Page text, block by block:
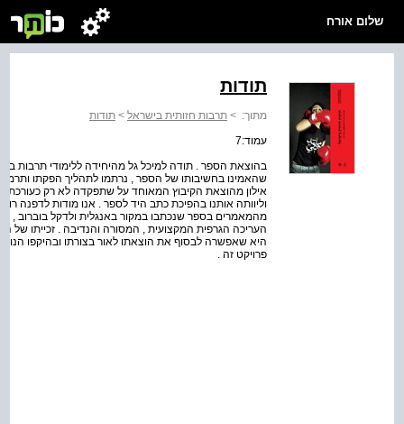
שלום אורח
תודות
מתוך: > תרבות חזותית בישראל > תודות
עמוד:7
בהוצאת הספר . תודה למיכל גל מהיחידה ללימודי תרבות
שהאמינו בחשיבותו של הספר , נרתמו לתהליך הפקתו ותרמו
אילון מהוצאת הקיבוץ המאוחד על שתפקדה לא רק כעורכת
וליוותה אותנו בהפיכת כתב היד לספר . אנו מודות לדפנה
מהמאמרים בספר שנכתבו במקור באנגלית ולדקל בוברוב
העריכה הגרפית המקצועית , המסורה והנדיבה . זכייתו של
היא שאפשרה לבסוף את הוצאתו לאור בצורתו ובהיקפו
פרויקט זה .